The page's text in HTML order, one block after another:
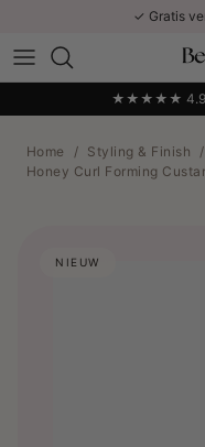
✓ Gratis
★★★★★ 4.9/5
Home / Styling & Finish /
Honey Curl Forming
NIEUW